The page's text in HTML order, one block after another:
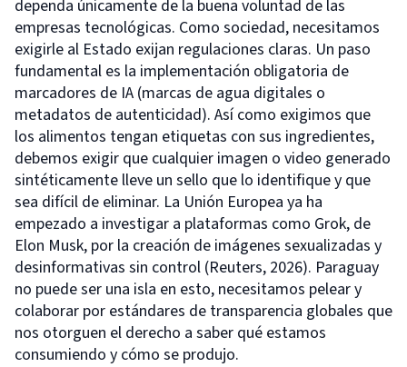
dependa únicamente de la buena voluntad de las
empresas tecnológicas. Como sociedad, necesitamos
exigirle al Estado exijan regulaciones claras. Un paso
fundamental es la implementación obligatoria de
marcadores de IA (marcas de agua digitales o
metadatos de autenticidad). Así como exigimos que
los alimentos tengan etiquetas con sus ingredientes,
debemos exigir que cualquier imagen o video generado
sintéticamente lleve un sello que lo identifique y que
sea difícil de eliminar. La Unión Europea ya ha
empezado a investigar a plataformas como Grok, de
Elon Musk, por la creación de imágenes sexualizadas y
desinformativas sin control (Reuters, 2026). Paraguay
no puede ser una isla en esto, necesitamos pelear y
colaborar por estándares de transparencia globales que
nos otorguen el derecho a saber qué estamos
consumiendo y cómo se produjo.